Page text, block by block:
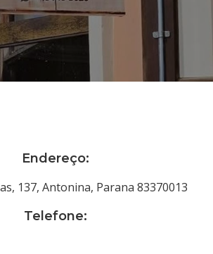
Endereço:
137, Antonina, Parana 83370013
Telefone: